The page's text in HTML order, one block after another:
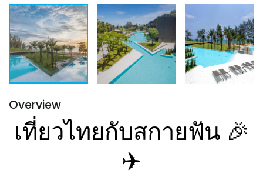
Overview
เที่ยวไทยกับสกายฟัน 🎉
✈️